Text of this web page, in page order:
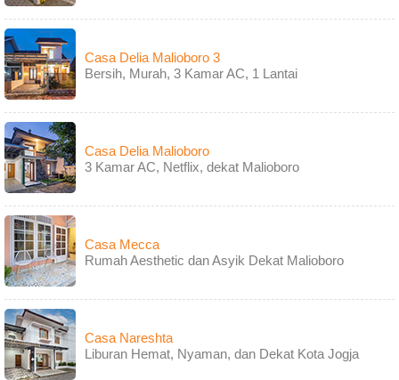
Casa Delia Malioboro 3
Bersih, Murah, 3 Kamar AC, 1 Lantai
Casa Delia Malioboro
3 Kamar AC, Netflix, dekat Malioboro
Casa Mecca
Rumah Aesthetic dan Asyik Dekat Malioboro
Casa Nareshta
Liburan Hemat, Nyaman, dan Dekat Kota Jogja